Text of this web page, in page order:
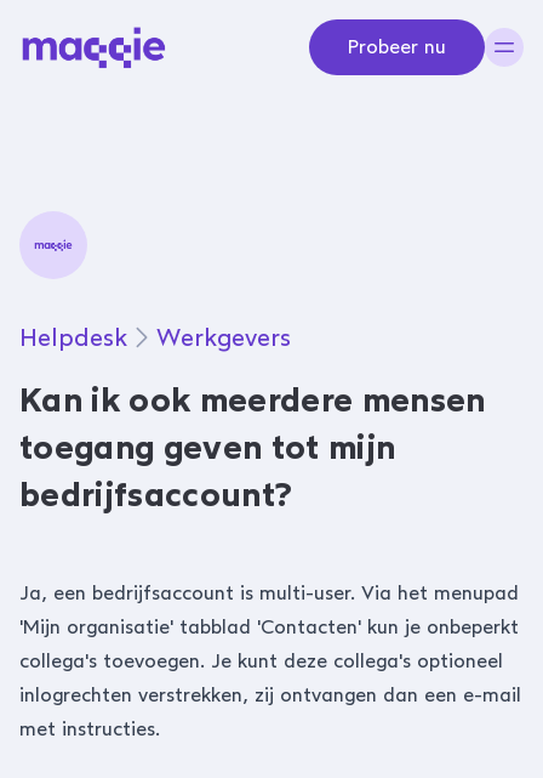
Probeer nu
Helpdesk Werkgevers
Kan ik ook meerdere mensen
toegang geven tot mijn
bedrijfsaccount?
Ja, een bedrijfsaccount is multi-user. Via het menupad
'Mijn organisatie' tabblad 'Contacten' kun je onbeperkt
collega's toevoegen. Je kunt deze collega's optioneel
inlogrechten verstrekken, zij ontvangen dan een e-mail
met instructies.